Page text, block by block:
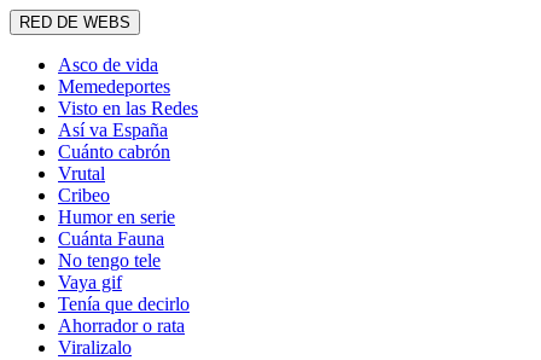
RED DE WEBS
Asco de vida
Memedeportes
Visto en las Redes
Así va España
Cuánto cabrón
Vrutal
Cribeo
Humor en serie
Cuánta Fauna
No tengo tele
Vaya gif
Tenía que decirlo
Ahorrador o rata
Viralizalo